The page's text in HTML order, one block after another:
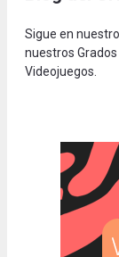
Sigue en
nuestros
Videojuegos.